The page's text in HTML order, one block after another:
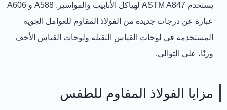
يستخدم ASTM A847 لهياكل الأنابيب والمواسير. A588 و A606
عبارة عن درجات جديدة من الفولاذ المقاوم للعوامل الجوية
المستخدمة في لوحات القياس الثقيلة ولوحات القياس الأخف
وزنًا، على التوالي.
مزايا الفولاذ المقاوم للطقس